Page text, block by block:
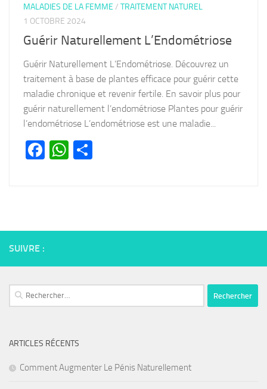
MALADIES DE LA FEMME / TRAITEMENT NATUREL
1 OCTOBRE 2024
Guérir Naturellement L’Endométriose
Guérir Naturellement L’Endométriose. Découvrez un
traitement à base de plantes efficace pour guérir cette
maladie chronique et revenir fertile. En savoir plus pour
guérir naturellement l’endométriose Plantes pour guérir
l’endométriose L’endométriose est une maladie...
Facebook
WhatsApp
SUIVRE :
Rechercher :
ARTICLES RÉCENTS
Comment Augmenter Le Pénis Naturellement